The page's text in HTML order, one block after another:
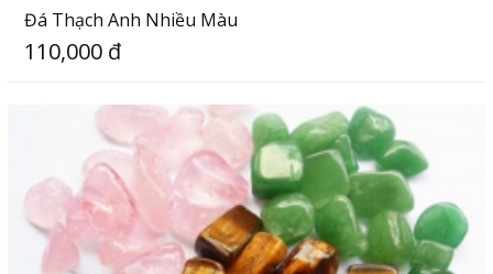
Đá Thạch Anh Nhiều Màu
110,000 đ